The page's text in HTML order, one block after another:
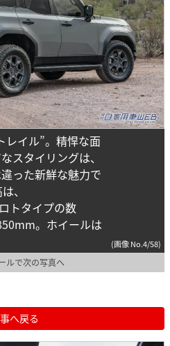
レイル”。精悍な面
スタイリングは、
った新鮮な魅力で
、
トタイプの数
。ホイールは
(画像 No.4/58)
ルで次の写真へ
へ戻る